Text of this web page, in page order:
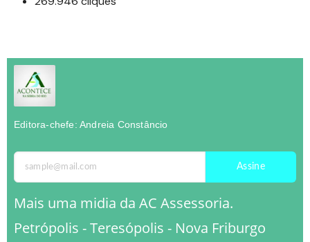
Editora-chefe: Andreia Constâncio
Assine
Mais uma midia da AC Assessoria.
Petrópolis - Teresópolis - Nova Friburgo